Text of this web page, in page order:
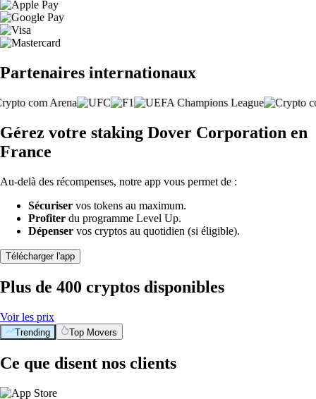
Partenaires internationaux
Gérez votre staking Dover Corporation en
France
Au-delà des récompenses, notre app vous permet de :
Sécuriser vos tokens au maximum.
Profiter du programme Level Up.
Dépenser vos cryptos au quotidien (si éligible).
Télécharger l'app
Plus de 400 cryptos disponibles
Voir les prix
Trending Top Movers
Ce que disent nos clients